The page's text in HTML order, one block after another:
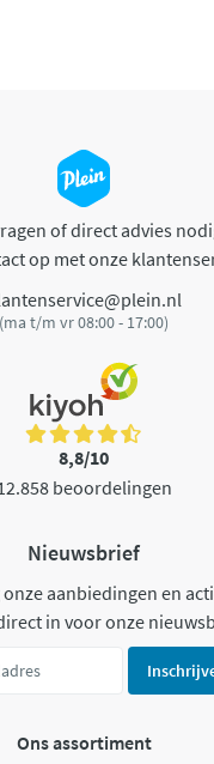
of direct advies
op met onze
(ma t/m vr 08:00 - 17:00)
8,8/10
beoordelingen
Nieuwsbrief
aanbiedingen en
in voor onze
Ons assortiment